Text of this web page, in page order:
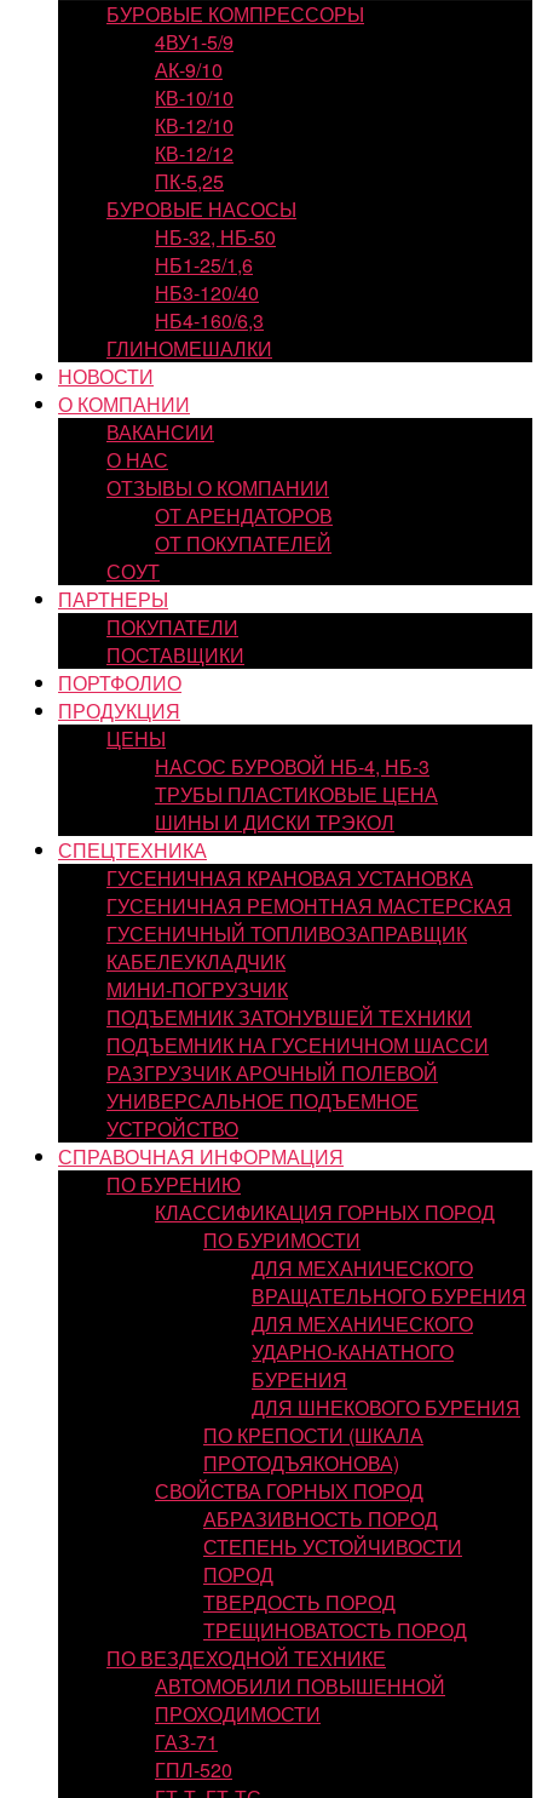
БУРОВЫЕ КОМПРЕССОРЫ
4ВУ1-5/9
АК-9/10
КВ-10/10
КВ-12/10
КВ-12/12
ПК-5,25
БУРОВЫЕ НАСОСЫ
НБ-32, НБ-50
НБ1-25/1,6
НБ3-120/40
НБ4-160/6,3
ГЛИНОМЕШАЛКИ
НОВОСТИ
О КОМПАНИИ
ВАКАНСИИ
О НАС
ОТЗЫВЫ О КОМПАНИИ
ОТ АРЕНДАТОРОВ
ОТ ПОКУПАТЕЛЕЙ
СОУТ
ПАРТНЕРЫ
ПОКУПАТЕЛИ
ПОСТАВЩИКИ
ПОРТФОЛИО
ПРОДУКЦИЯ
ЦЕНЫ
НАСОС БУРОВОЙ НБ-4, НБ-3
ТРУБЫ ПЛАСТИКОВЫЕ ЦЕНА
ШИНЫ И ДИСКИ ТРЭКОЛ
СПЕЦТЕХНИКА
ГУСЕНИЧНАЯ КРАНОВАЯ УСТАНОВКА
ГУСЕНИЧНАЯ РЕМОНТНАЯ МАСТЕРСКАЯ
ГУСЕНИЧНЫЙ ТОПЛИВОЗАПРАВЩИК
КАБЕЛЕУКЛАДЧИК
МИНИ-ПОГРУЗЧИК
ПОДЪЕМНИК ЗАТОНУВШЕЙ ТЕХНИКИ
ПОДЪЕМНИК НА ГУСЕНИЧНОМ ШАССИ
РАЗГРУЗЧИК АРОЧНЫЙ ПОЛЕВОЙ
УНИВЕРСАЛЬНОЕ ПОДЪЕМНОЕ
УСТРОЙСТВО
СПРАВОЧНАЯ ИНФОРМАЦИЯ
ПО БУРЕНИЮ
КЛАССИФИКАЦИЯ ГОРНЫХ ПОРОД
ПО БУРИМОСТИ
ДЛЯ МЕХАНИЧЕСКОГО
ВРАЩАТЕЛЬНОГО БУРЕНИЯ
ДЛЯ МЕХАНИЧЕСКОГО
УДАРНО-КАНАТНОГО
БУРЕНИЯ
ДЛЯ ШНЕКОВОГО БУРЕНИЯ
ПО КРЕПОСТИ (ШКАЛА
ПРОТОДЪЯКОНОВА)
СВОЙСТВА ГОРНЫХ ПОРОД
АБРАЗИВНОСТЬ ПОРОД
СТЕПЕНЬ УСТОЙЧИВОСТИ
ПОРОД
ТВЕРДОСТЬ ПОРОД
ТРЕЩИНОВАТОСТЬ ПОРОД
ПО ВЕЗДЕХОДНОЙ ТЕХНИКЕ
АВТОМОБИЛИ ПОВЫШЕННОЙ
ПРОХОДИМОСТИ
ГАЗ-71
ГПЛ-520